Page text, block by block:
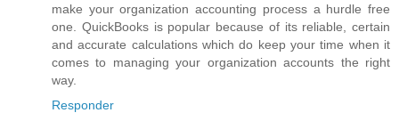
make your organization accounting process a hurdle free
one. QuickBooks is popular because of its reliable, certain
and accurate calculations which do keep your time when it
comes to managing your organization accounts the right
way.
Responder